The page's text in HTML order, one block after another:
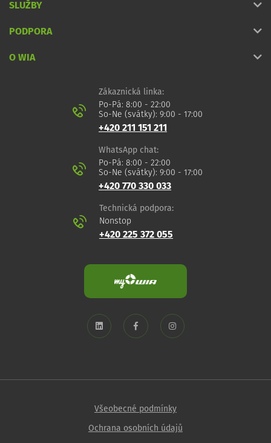
SLUŽBY
PODPORA
O WIA
Zákaznická linka:
Po-Pá: 8:00 - 22:00
So-Ne (svátky): 9:00 - 17:00
+420 211 151 211
WhatsApp chat:
Po-Pá: 8:00 - 22:00
So-Ne (svátky): 9:00 - 17:00
+420 770 330 033
Technická podpora:
Nonstop
+420 225 372 055
Všeobecné podmínky
Ochrana osobních údajů